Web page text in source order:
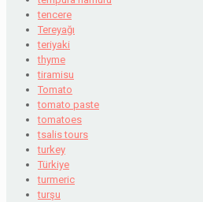
tencere
Tereyağı
teriyaki
thyme
tiramisu
Tomato
tomato paste
tomatoes
tsalis tours
turkey
Türkiye
turmeric
turşu